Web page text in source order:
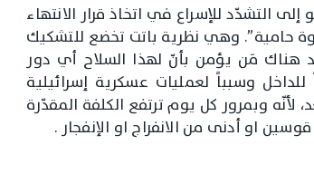
التشدّد للإسراع في اتخاذ قرار الانتهاء
حامية”. وهي نظرية باتت تخضع للتشكيك
هناك مَن يؤمن بأنّ لهذا السلاح أي دور
وسبباً لعمليات عسكرية إسرائيلية
لأنّه وبمرور كل يوم ترتفع الكلفة المقدّرة
او أدنى من الانفراج او الإنفجار .